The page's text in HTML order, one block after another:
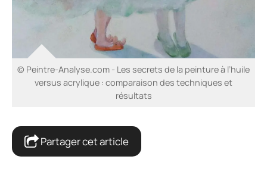
© Peintre-Analyse.com - Les secrets de la peinture à l’huile
versus acrylique : comparaison des techniques et
résultats
Partager cet article